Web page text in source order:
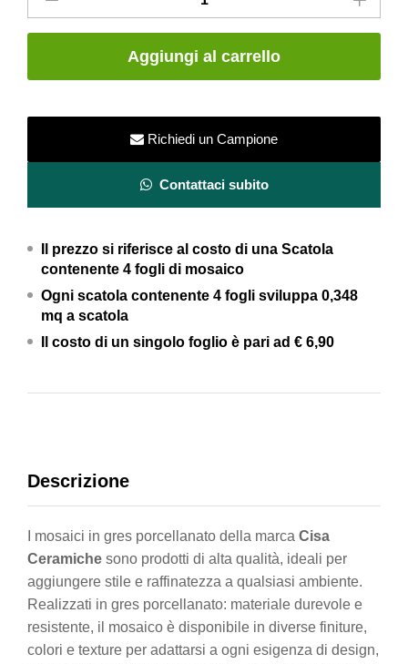
Mix
Cisa
quantity
Aggiungi al carrello
Richiedi un Campione
Contattaci subito
Il prezzo si riferisce al costo di una Scatola
contenente 4 fogli di mosaico
Ogni scatola contenente 4 fogli sviluppa 0,348
mq a scatola
Il costo di un singolo foglio è pari ad € 6,90
Descrizione
I mosaici in gres porcellanato della marca Cisa
Ceramiche sono prodotti di alta qualità, ideali per
aggiungere stile e raffinatezza a qualsiasi ambiente.
Realizzati in gres porcellanato: materiale durevole e
resistente, il mosaico è disponibile in diverse finiture,
colori e texture per adattarsi a ogni esigenza di design,